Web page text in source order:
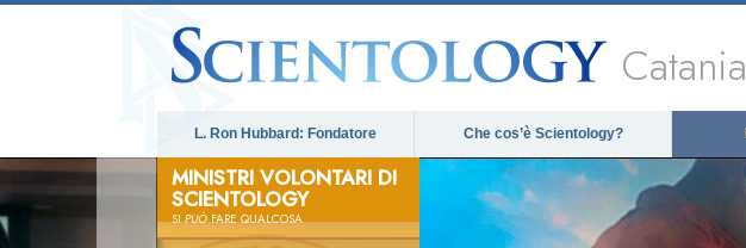
Catania
L. Ron Hubbard: Fondatore Che cos’è Scientology?
MINISTRI VOLONTARI DI
SCIENTOLOGY
SIPUÒFARE QUALCOSA